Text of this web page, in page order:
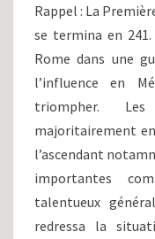
Rappel : La
se termina en
Rome dans une
l’influence en
triompher.
majoritairement
l’ascendant
importantes
talentueux
redressa la